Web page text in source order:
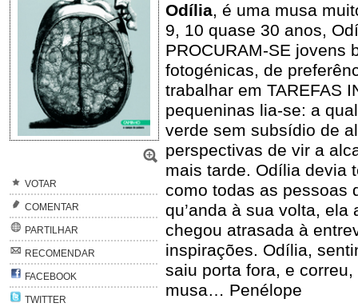
VOTAR
COMENTAR
PARTILHAR
RECOMENDAR
FACEBOOK
TWITTER
Odília, é uma musa
9, 10 quase 30 anos,
PROCURAM-SE jovens
fotogénicas, de
trabalhar em TAREFAS
pequeninas lia-se: a
verde sem subsídio de
perspectivas de vir a
mais tarde. Odília devia
como todas as pessoas
qu’anda à sua volta,
chegou atrasada à
inspirações. Odília,
saiu porta fora, e
musa… Penélope